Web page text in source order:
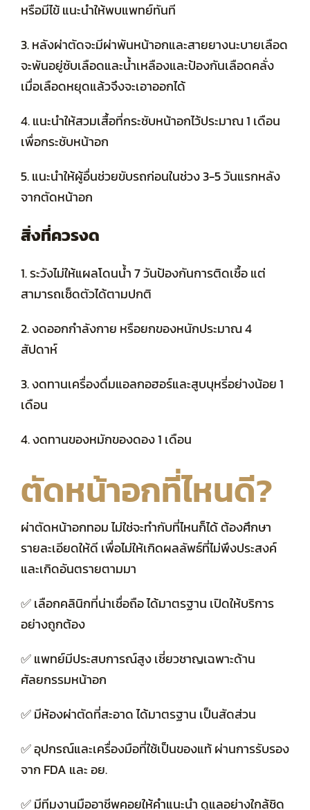
หรือมีไข้ แนะนำให้พบแพทย์ทันที
3. หลังผ่าตัดจะมีผ่าพันหน้าอกและสายยางนะบายเลือด
จะพันอยู่ซับเลือดและน้ำเหลืองและป้องกันเลือดคลั่ง
เมื่อเลือดหยุดแล้วจึงจะเอาออกได้
4. แนะนำให้สวมเสื้อที่กระชับหน้าอกไว้ประมาณ 1 เดือน
เพื่อกระชับหน้าอก
5. แนะนำให้ผู้อื่นช่วยขับรถก่อนในช่วง 3-5 วันแรกหลัง
จากตัดหน้าอก
สิ่งที่ควรงด
1.ระวังไม่ให้แผลโดนน้ำ 7 วันป้องกันการติดเชื้อ แต่
สามารถเช็ดตัวได้ตามปกติ
2. งดออกกำลังกาย หรือยกของหนักประมาณ 4
สัปดาห์
3. งดทานเครื่องดื่มแอลกอฮอร์และสูบบุหรี่อย่างน้อย 1
เดือน
4. งดทานของหมักของดอง 1 เดือน
ตัดหน้าอกที่ไหนดี?
ผ่าตัดหน้าอกทอม ไม่ใช่จะทำกับที่ไหนก็ได้ ต้องศึกษา
รายละเอียดให้ดี เพื่อไม่ให้เกิดผลลัพธ์ที่ไม่พึงประสงค์
และเกิดอันตรายตามมา
✅ เลือกคลินิกที่น่าเชื่อถือ ได้มาตรฐาน เปิดให้บริการ
อย่างถูกต้อง
✅ แพทย์มีประสบการณ์สูง เชี่ยวชาญเฉพาะด้าน
ศัลยกรรมหน้าอก
✅ มีห้องผ่าตัดที่สะอาด ได้มาตรฐาน เป็นสัดส่วน
✅ อุปกรณ์และเครื่องมือที่ใช้เป็นของแท้ ผ่านการรับรอง
จาก FDA และ อย.
✅ มีทีมงานมืออาชีพคอยให้คำแนะนำ ดูแลอย่างใกล้ชิด